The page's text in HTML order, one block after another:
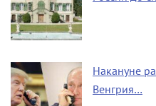
Накануне
Венгрия…